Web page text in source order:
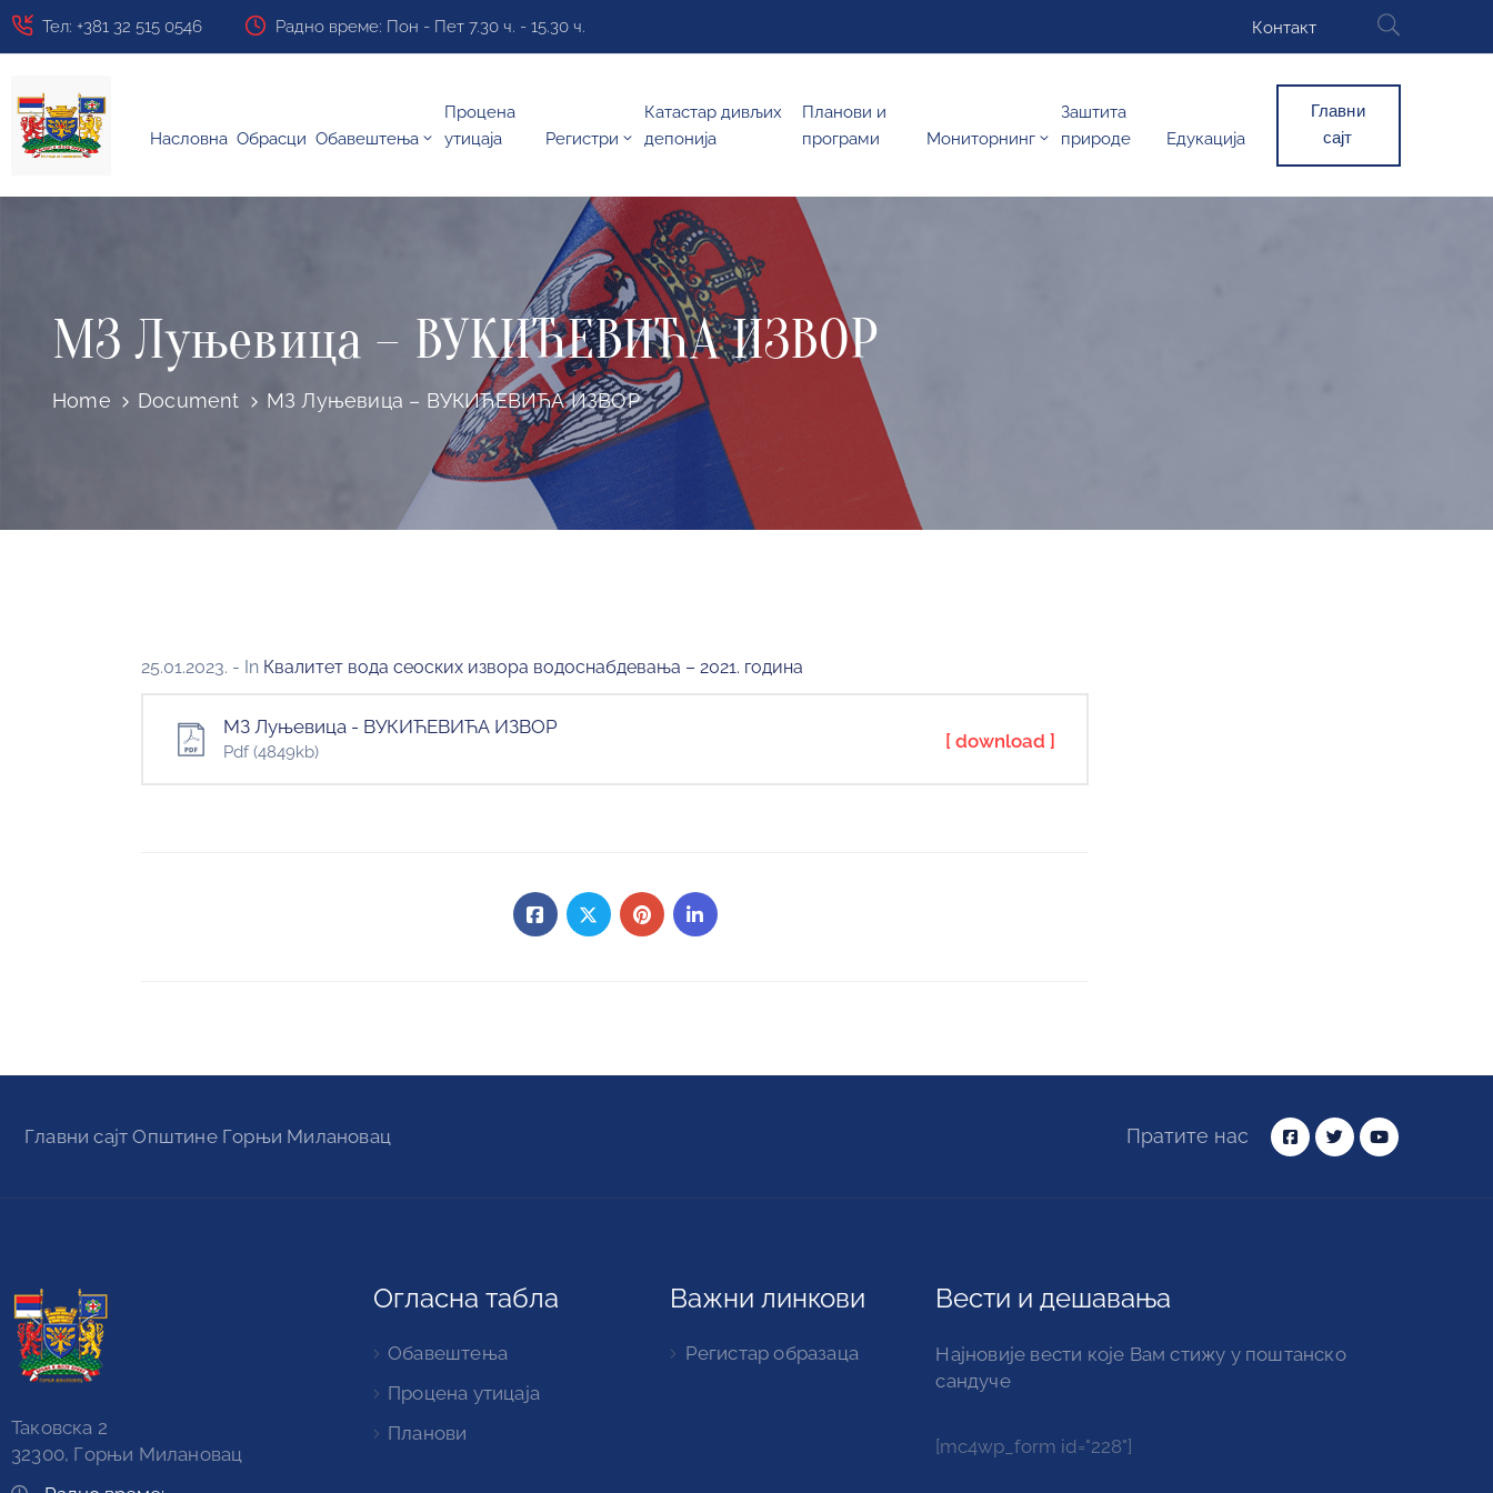
Тел: +381 32 515 0546 Радно време: Пон - Пет 7.30 ч. - 15.30 ч. Контакт
Насловна Обрасци Обавештења
Процена
утицаја
Регистри
Катастар дивљих
депонија
Планови и
програми
Мониторнинг
Заштита
природе
Едукација
Главни
сајт
МЗ Луњевица – ВУКИЋЕВИЋА ИЗВОР
Home Document МЗ Луњевица – ВУКИЋЕВИЋА ИЗВОР
25.01.2023. - In Квалитет вода сеоских извора водоснабдевања – 2021. година
МЗ Луњевица - ВУКИЋЕВИЋА ИЗВОР
Pdf(4849kb) [ download ]
Главни сајт Oпштине Горњи Милановац Пратите нас
Таковска 2
32300, Горњи Милановац
Огласна табла
Обавештења
Процена утицаја
Планови
Важни линкови
Регистар образаца
Вести и дешавања
Најновије вести које Вам стижу у поштанско
сандуче
[mc4wp_form id="228"]